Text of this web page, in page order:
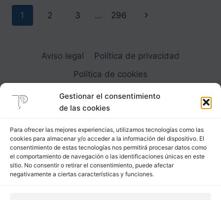
Gestionar el consentimiento
de las cookies
Para ofrecer las mejores experiencias, utilizamos tecnologías como las
cookies para almacenar y/o acceder a la información del dispositivo. El
consentimiento de estas tecnologías nos permitirá procesar datos como
el comportamiento de navegación o las identificaciones únicas en este
sitio. No consentir o retirar el consentimiento, puede afectar
negativamente a ciertas características y funciones.
NESGAS
Navegación
página
1 2 3 … 296
Siguiente
Aviso legal
Política de privacidad
Política de cookies
Carrer Provença, 183
08036 - Barcelona (Espana)